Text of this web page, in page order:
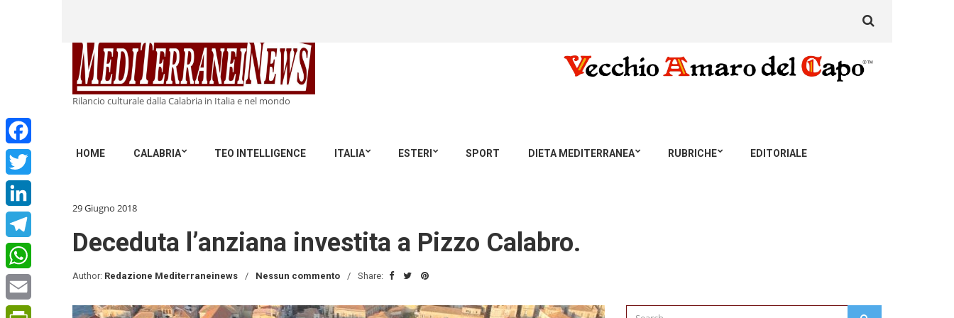
Rilancio culturale dalla Calabria in Italia e nel mondo
HOME CALABRIA TEO INTELLIGENCE ITALIA ESTERI SPORT DIETA MEDITERRANEA RUBRICHE EDITORIALE
for:
Facebook
Twitter
LinkedIn
Telegram
WhatsApp
Email
29 Giugno 2018
Deceduta l’anziana investita a Pizzo Calabro.
Author: Redazione Mediterraneinews Nessun commento Share:
Search